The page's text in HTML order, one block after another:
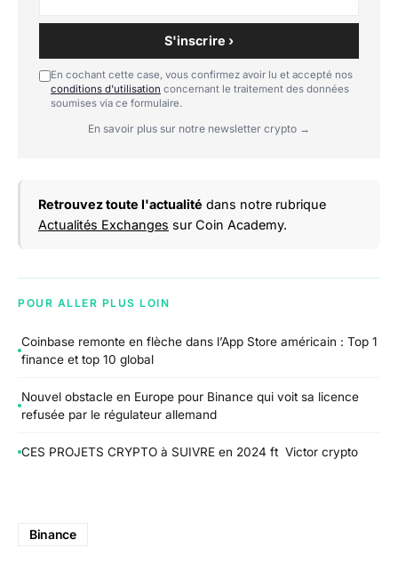
S'inscrire ›
En cochant cette case, vous confirmez avoir lu et accepté nos
conditions d'utilisation concernant le traitement des données
soumises via ce formulaire.
En savoir plus sur notre newsletter crypto →
Retrouvez toute l'actualité dans notre rubrique
Actualités Exchanges sur Coin Academy.
POUR ALLER PLUS LOIN
Coinbase remonte en flèche dans l’App Store américain : Top 1
finance et top 10 global
Nouvel obstacle en Europe pour Binance qui voit sa licence
refusée par le régulateur allemand
CES PROJETS CRYPTO à SUIVRE en 2024 ft Victor crypto
Binance